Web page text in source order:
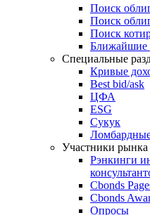
ежеквартальный
Облигации
Поиски
Поиск
Поиск
Поиск
Ближайшие
Специальные
Кривые
Best bid/ask
ЦФА
ESG
Сукук
Ломбардные
Участники рынка
Рэнкинги